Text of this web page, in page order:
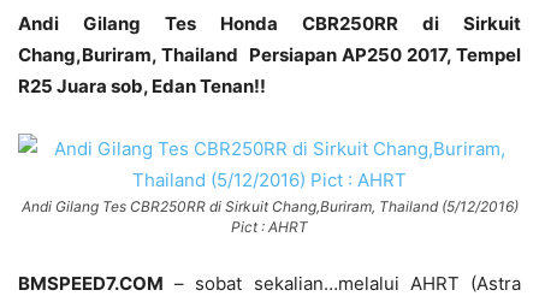
Andi Gilang Tes Honda CBR250RR di Sirkuit
Chang,Buriram, Thailand Persiapan AP250 2017, Tempel
R25 Juara sob, Edan Tenan!!
Andi Gilang Tes CBR250RR di Sirkuit Chang,Buriram, Thailand (5/12/2016)
Pict : AHRT
BMSPEED7.COM – sobat sekalian…melalui AHRT (Astra